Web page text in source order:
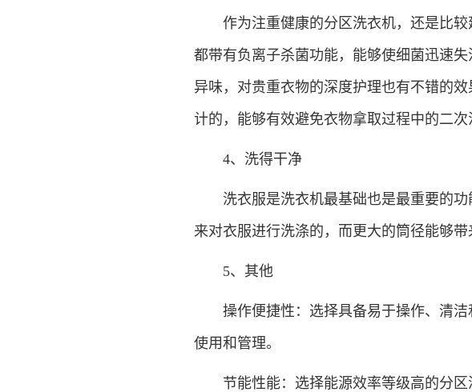
作为注重健康的分区洗衣机，还是比较
都带有负离子杀菌功能，能够使细菌迅速
异味，对贵重衣物的深度护理也有不错的
计的，能够有效避免衣物拿取过程中的二次
4、洗得干净
洗衣服是洗衣机最基础也是最重要的功
来对衣服进行洗涤的，而更大的筒径能够
5、其他
操作便捷性：选择具备易于操作、清洁
使用和管理。
节能性能：选择能源效率等级高的分区